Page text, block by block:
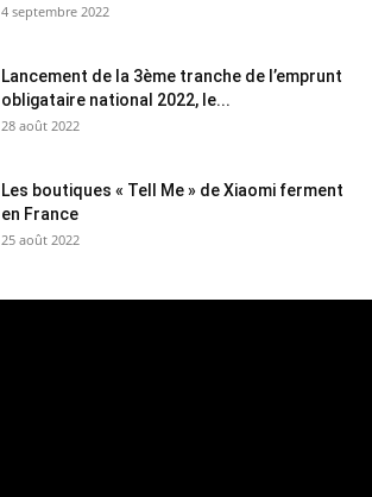
4 septembre 2022
Lancement de la 3ème tranche de l’emprunt
obligataire national 2022, le...
28 août 2022
Les boutiques « Tell Me » de Xiaomi ferment
en France
25 août 2022